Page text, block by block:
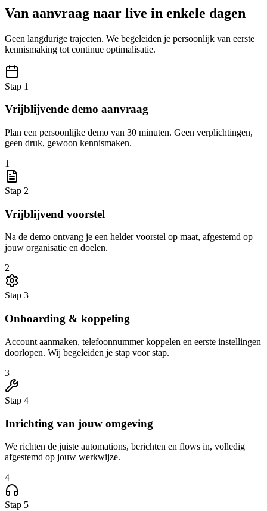
Van aanvraag naar live in enkele dagen
Geen langdurige trajecten. We begeleiden je persoonlijk van eerste
kennismaking tot continue optimalisatie.
Stap 1
Vrijblijvende demo aanvraag
Plan een persoonlijke demo van 30 minuten. Geen verplichtingen,
geen druk, gewoon kennismaken.
1
Stap 2
Vrijblijvend voorstel
Na de demo ontvang je een helder voorstel op maat, afgestemd op
jouw organisatie en doelen.
2
Stap 3
Onboarding & koppeling
Account aanmaken, telefoonnummer koppelen en eerste instellingen
doorlopen. Wij begeleiden je stap voor stap.
3
Stap 4
Inrichting van jouw omgeving
We richten de juiste automations, berichten en flows in, volledig
afgestemd op jouw werkwijze.
4
Stap 5